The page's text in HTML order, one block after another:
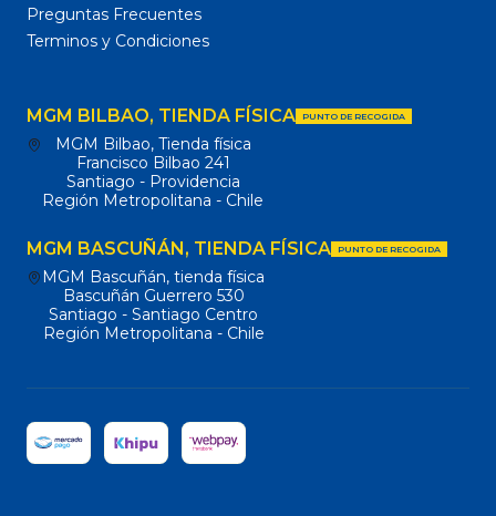
Preguntas Frecuentes
Terminos y Condiciones
MGM BILBAO, TIENDA FÍSICA PUNTO DE RECOGIDA
MGM Bilbao, Tienda física
Francisco Bilbao 241
Santiago - Providencia
Región Metropolitana - Chile
MGM BASCUÑÁN, TIENDA FÍSICA PUNTO DE RECOGIDA
MGM Bascuñán, tienda física
Bascuñán Guerrero 530
Santiago - Santiago Centro
Región Metropolitana - Chile